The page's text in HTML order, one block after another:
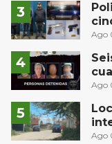
Ago
Ago
Ago